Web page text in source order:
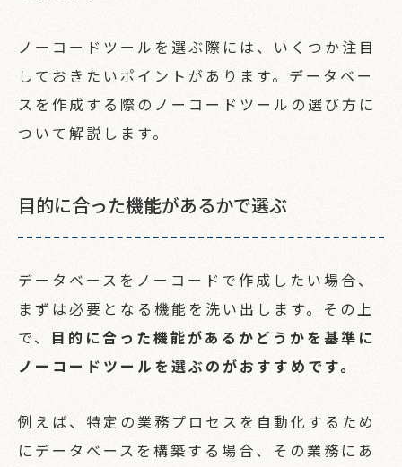
ノーコードツールを選ぶ際には、いくつか注目
しておきたいポイントがあります。データベー
スを作成する際のノーコードツールの選び方に
ついて解説します。
目的に合った機能があるかで選ぶ
データベースをノーコードで作成したい場合、
まずは必要となる機能を洗い出します。その上
で、 目的に合った機能があるかどうかを基準に
ノーコードツールを選ぶのがおすすめです。
例えば、特定の業務プロセスを自動化するため
にデータベースを構築する場合、その業務にあ